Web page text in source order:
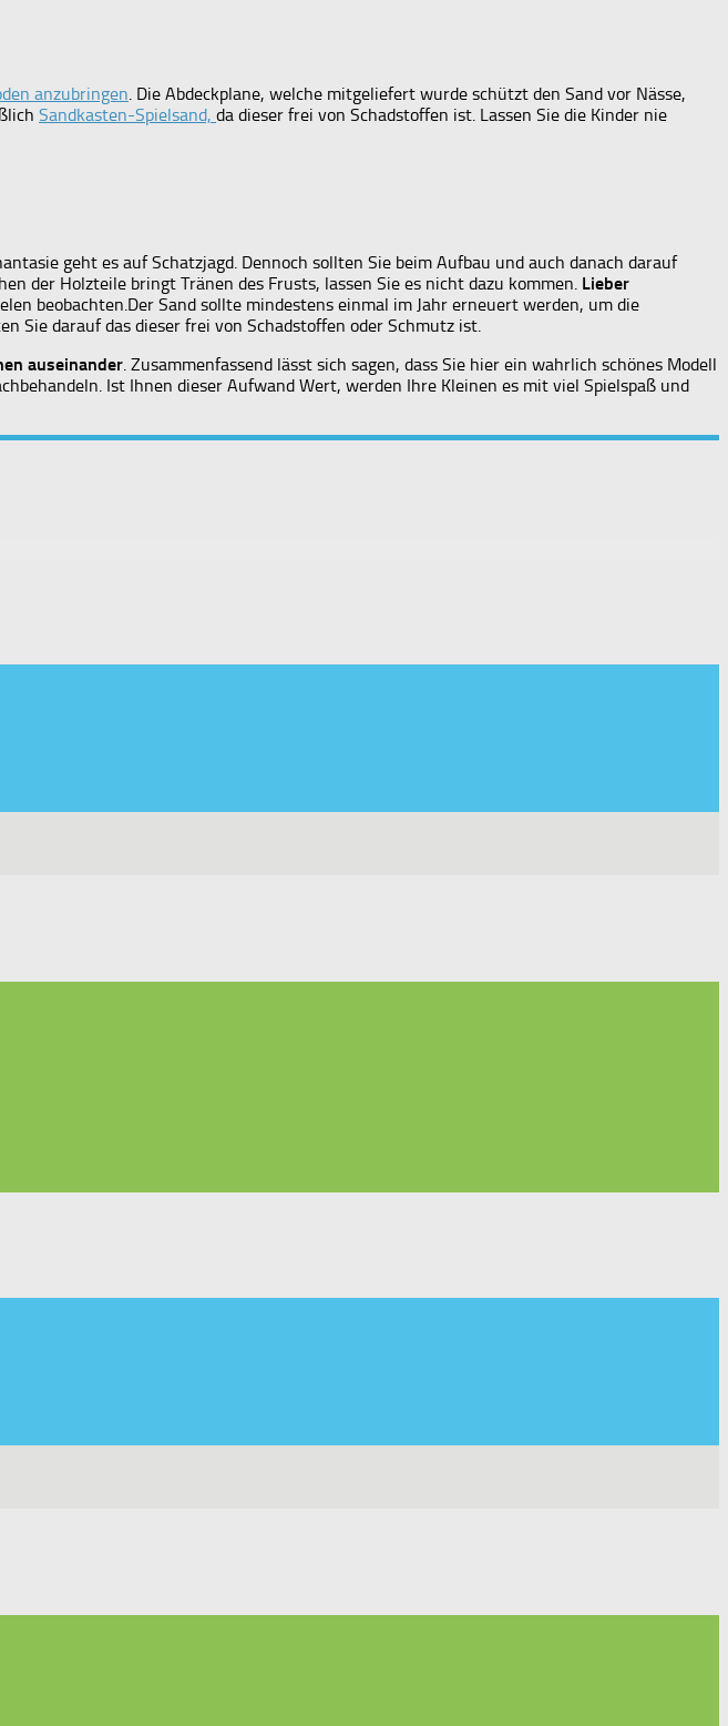
anzubringen . Die Abdeckplane, welche mitgeliefert wurde schützt den Sand vor Nässe,
Sandkasten-Spielsand, da dieser frei von Schadstoffen ist. Lassen Sie die Kinder nie
geht es auf Schatzjagd. Dennoch sollten Sie beim Aufbau und auch danach darauf
der Holzteile bringt Tränen des Frusts, lassen Sie es nicht dazu kommen. Lieber
beobachten.Der Sand sollte mindestens einmal im Jahr erneuert werden, um die
Sie darauf das dieser frei von Schadstoffen oder Schmutz ist.
auseinander. Zusammenfassend lässt sich sagen, dass Sie hier ein wahrlich schönes Modell
Ist Ihnen dieser Aufwand Wert, werden Ihre Kleinen es mit viel Spielspaß und